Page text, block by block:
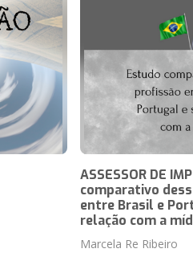
ASSESSOR DE
comparativo
entre Brasil e
relação com a
Marcela Re Ribeiro